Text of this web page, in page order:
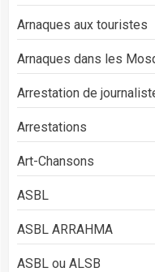
Arnaques aux touristes
Arnaques dans les
Arrestation de
Arrestations
Art-Chansons
ASBL
ASBL ARRAHMA
ASBL ou ALSB